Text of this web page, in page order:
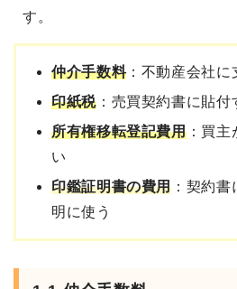
す。
仲介手数料：不動産会社に
印紙税：売買契約書に貼付
所有権移転登記費用：買主
い
印鑑証明書の費用 ：契約
明に使う